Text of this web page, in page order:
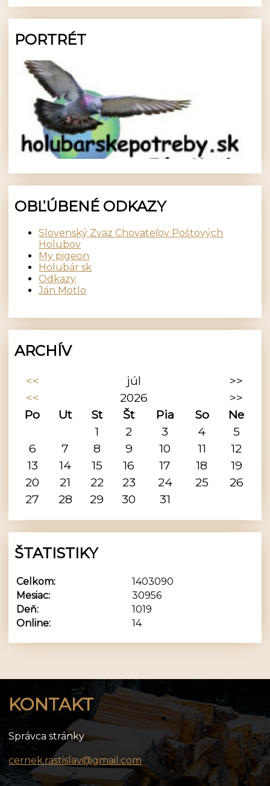
PORTRÉT
OBĽÚBENÉ ODKAZY
Slovenský Zväz Chovateľov Poštových
Holubov
My pigeon
Holubár sk
Odkazy
Ján Motlo
ARCHÍV
<< júl
>>
<<
2026
>>
Po
Ut St Št Pia So
Ne
1
2 3 4
5
6
7 8 9 10 11
12
13
14 15 16 17 18
19
20
21 22 23 24 25
26
27
28 29 30 31
ŠTATISTIKY
Online: 14
Celkom:
1403090
Mesiac:
30956
Deň:
1019
KONTAKT
Správca stránky
cernek.rastislav@gmail.com